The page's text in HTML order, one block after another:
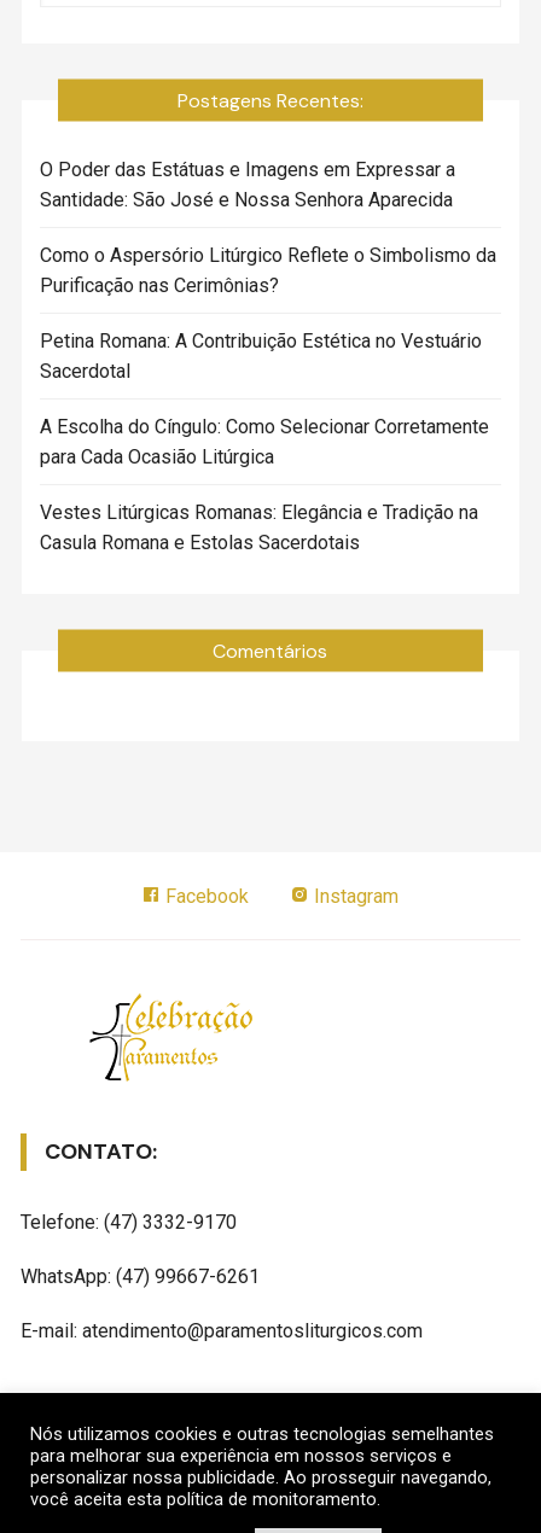
Postagens Recentes:
O Poder das Estátuas e Imagens em Expressar a
Santidade: São José e Nossa Senhora Aparecida
Como o Aspersório Litúrgico Reflete o Simbolismo da
Purificação nas Cerimônias?
Petina Romana: A Contribuição Estética no Vestuário
Sacerdotal
A Escolha do Cíngulo: Como Selecionar Corretamente
para Cada Ocasião Litúrgica
Vestes Litúrgicas Romanas: Elegância e Tradição na
Casula Romana e Estolas Sacerdotais
Comentários
Facebook Instagram
CONTATO:
Telefone: (47) 3332-9170
WhatsApp: (47) 99667-6261
E-mail: atendimento@paramentosliturgicos.com
REDES SOCIAIS
Nós utilizamos cookies e outras tecnologias semelhantes
para melhorar sua experiência em nossos serviços e
personalizar nossa publicidade. Ao prosseguir navegando,
você aceita esta política de monitoramento.